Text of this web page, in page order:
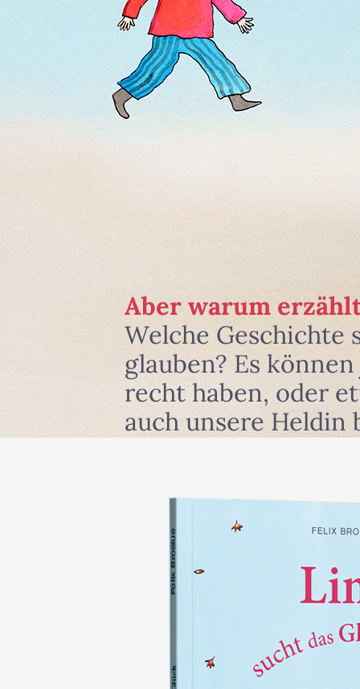
Aber warum
Welche Geschichte
glauben? Es
recht haben, oder
auch unsere Heldin